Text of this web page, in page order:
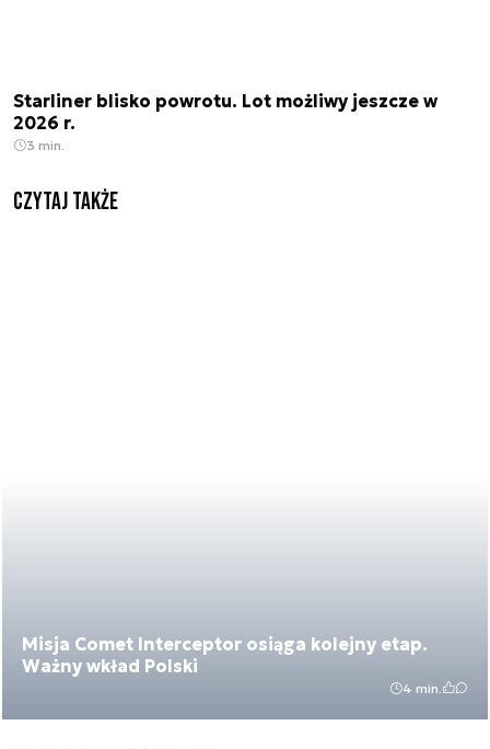
Starliner blisko powrotu. Lot możliwy jeszcze w
2026 r.
3 min.
Czytaj także
Misja Comet Interceptor osiąga kolejny etap.
Ważny wkład Polski
4 min.